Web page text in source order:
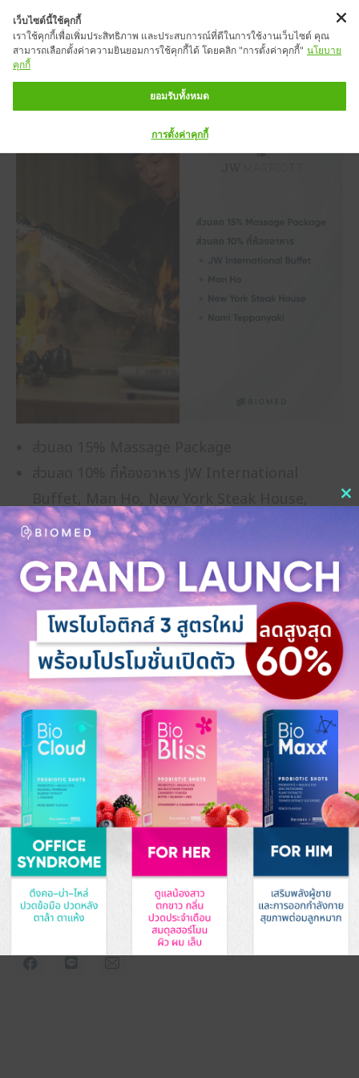
Nami Teppanyaki
More Details
Browse All BioMed Privilege Club Members
BIOMED TECHNOLOGY HOLDINGS
(THAILAND)
Take care of your health by balancing your
microbiome. Get a Gut Microbiome test to assess the
risks and causes of diseases resulting from an
imbalanced microbiome. Select and measure the
effectiveness of probiotics with personalized
precision for better health.
เว็บไซต์นี้ใช้คุกกี้
เราใช้คุกกี้เพื่อเพิ่มประสิทธิภาพ และประสบการณ์ที่ดีในการใช้งานเว็บไซต์ คุณ
สามารถเลือกตั้งค่าความยินยอมการใช้คุกกี้ได้ โดยคลิก "การตั้งค่าคุกกี้" นโยบาย
คุกกี้
ยอมรับทั้งหมด
การตั้งค่าคุกกี้